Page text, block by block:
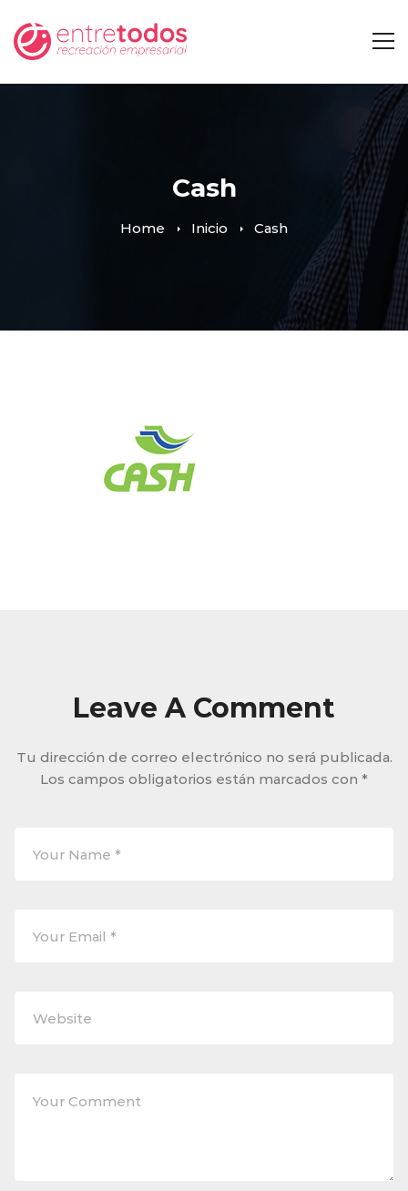
Cash
Home Inicio Cash
Leave A Comment
Tu dirección de correo electrónico no será publicada.
Los campos obligatorios están marcados con *